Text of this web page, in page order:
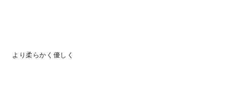
より柔らかく優しく